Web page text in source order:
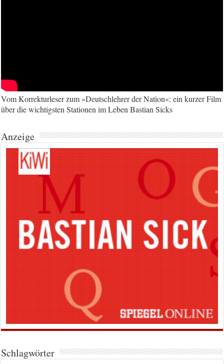
Vom Korrekturleser zum »Deutschlehrer der Nation«: ein kurzer Film
über die wichtigsten Stationen im Leben Bastian Sicks
Anzeige
Schlagwörter